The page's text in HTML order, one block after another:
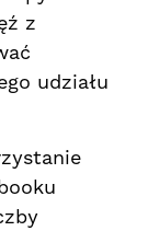
z
udziału